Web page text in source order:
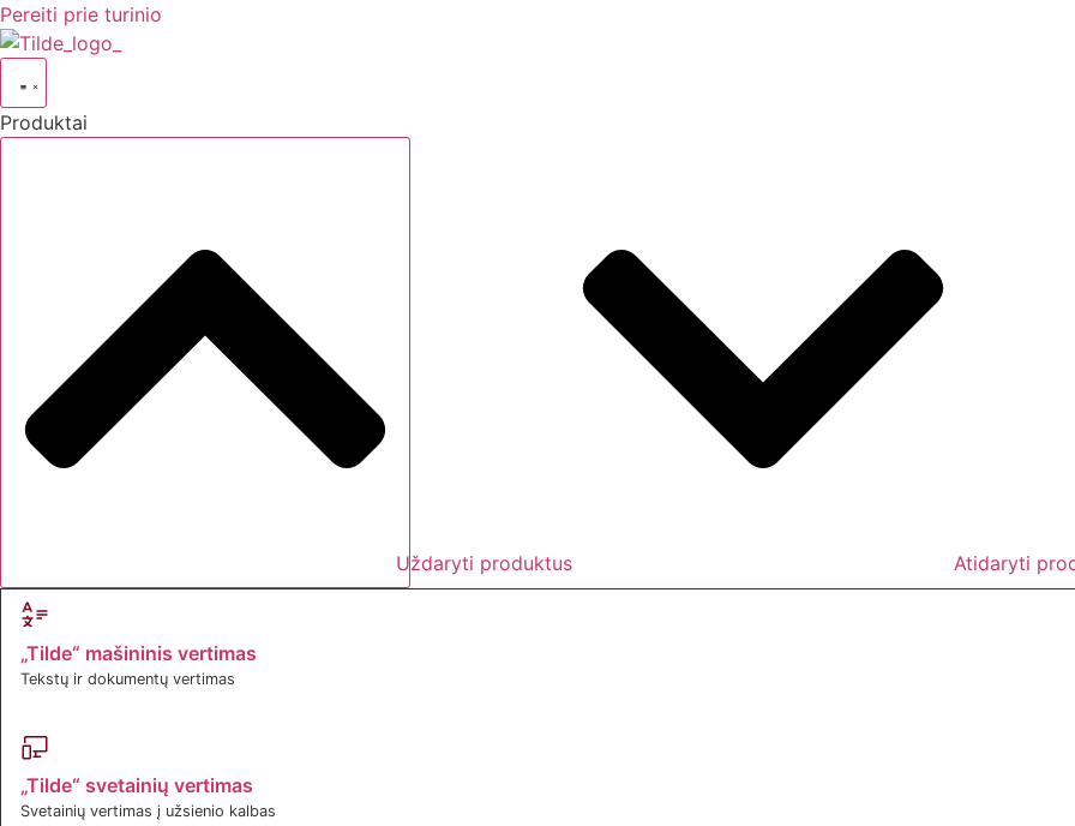
Pereiti prie turinio
Produktai
Uždaryti produktus Atidaryti
„Tilde“ mašininis vertimas
Tekstų ir dokumentų vertimas
„Tilde“ svetainių vertimas
Svetainių vertimas į užsienio kalbas